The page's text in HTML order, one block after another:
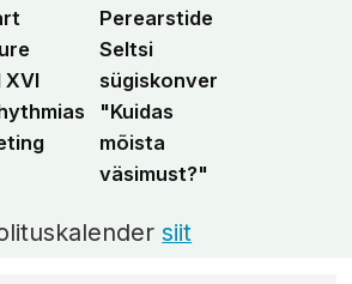
XVI
Perearstide
Seltsi
sügiskonverents
"Kuidas
mõista
väsimust?"
siit